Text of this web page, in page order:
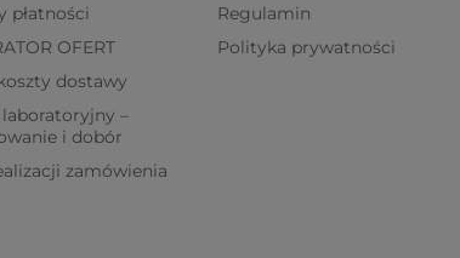
płatności
OFERT
dostawy
–
i dobór
zamówienia
Regulamin
Polityka prywatności